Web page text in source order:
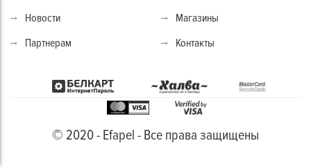
Новости
Партнерам
Магазины
Контакты
© 2020 - Efapel - Все права защищены